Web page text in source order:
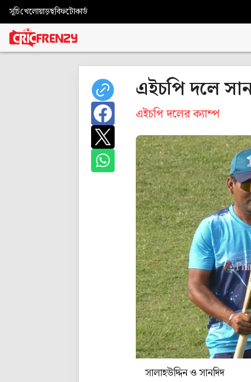
সূচিখেলোয়াড়ছবিফটোকার্ড
এইচপি দলে
এইচপি দলের ক্যাম্প
সালাহউদ্দিন ও সানদিদ